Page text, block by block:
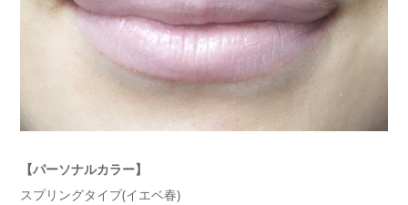
【パーソナルカラー】
スプリングタイプ(イエベ春)